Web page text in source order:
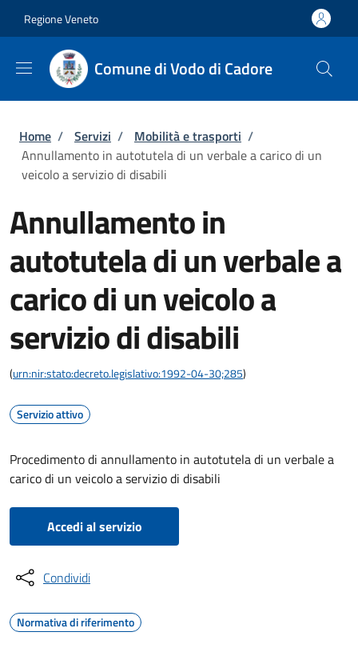
Regione Veneto
Comune di Vodo di Cadore
Briciole di pane
Home / Servizi / Mobilità e trasporti /
Annullamento in autotutela di un verbale a carico di un
veicolo a servizio di disabili
Annullamento in
autotutela di un verbale a
carico di un veicolo a
servizio di disabili
(urn:nir:stato:decreto.legislativo:1992-04-30;285)
Servizio attivo
Procedimento di annullamento in autotutela di un verbale a
carico di un veicolo a servizio di disabili
Accedi al servizio
Condividi
Normativa di riferimento